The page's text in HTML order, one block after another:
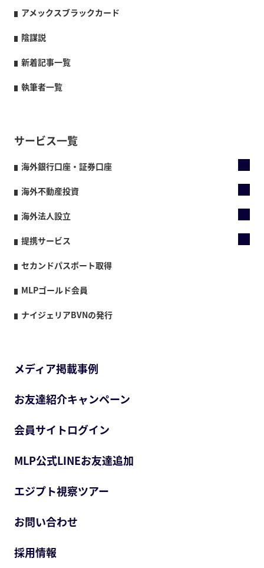
アメックスブラックカード
陰謀説
新着記事一覧
執筆者一覧
サービス一覧
海外銀行口座・証券口座
海外不動産投資
海外法人設立
提携サービス
セカンドパスポート取得
MLPゴールド会員
ナイジェリアBVNの発行
メディア掲載事例
お友達紹介キャンペーン
会員サイトログイン
MLP公式LINEお友達追加
エジプト視察ツアー
お問い合わせ
採用情報